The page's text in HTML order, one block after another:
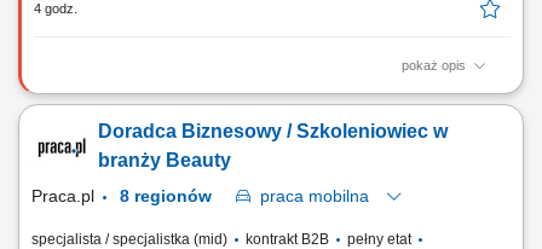
4 godz.
pokaż opis
Opis stanowiska Aktywne pozyskiwanie nowych partnerów
Przygotowywanie oraz prowadzenie prezentacji i spotkań handlowych
online (min. 2 w tygodniu) Planowanie i realizacja wizyt u klientów na
Doradca Biznesowy / Szkoleniowiec w
branży Beauty
Praca.pl praca mobilna
specjalista / specjalistka (mid) kontrakt B2B pełny etat